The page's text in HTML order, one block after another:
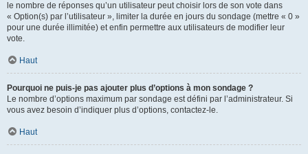
le nombre de réponses qu’un utilisateur peut choisir lors de son vote dans
« Option(s) par l’utilisateur », limiter la durée en jours du sondage (mettre « 0 »
pour une durée illimitée) et enfin permettre aux utilisateurs de modifier leur
vote.
Haut
Pourquoi ne puis-je pas ajouter plus d’options à mon sondage ?
Le nombre d’options maximum par sondage est défini par l’administrateur. Si
vous avez besoin d’indiquer plus d’options, contactez-le.
Haut